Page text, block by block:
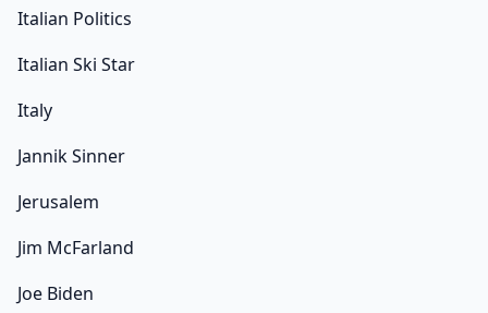
Italian Politics
Italian Ski Star
Italy
Jannik Sinner
Jerusalem
Jim McFarland
Joe Biden